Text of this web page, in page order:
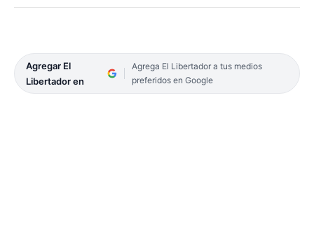
Agregar El
Libertador en
Agrega El Libertador a tus medios
preferidos en Google